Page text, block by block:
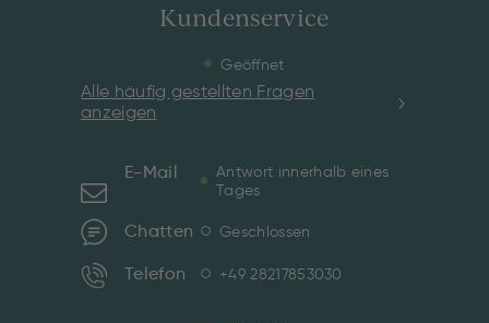
Kundenservice
Geöffnet
Alle häufig gestellten Fragen
anzeigen
E-Mail
Antwort innerhalb eines
Tages
Chatten Geschlossen
Telefon +49 28217853030